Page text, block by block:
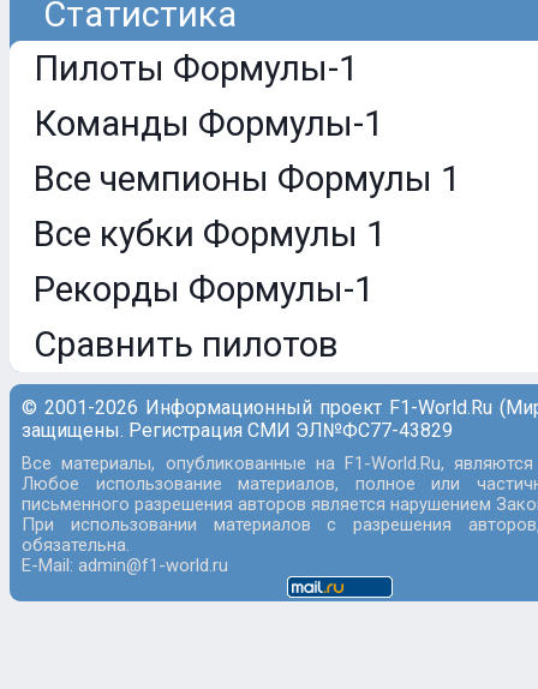
Статистика
Пилоты Формулы-1
Команды Формулы-1
Все чемпионы Формулы 1
Все кубки Формулы 1
Рекорды Формулы-1
Сравнить пилотов
© 2001-2026 Информационный проект F1-World.Ru
защищены. Регистрация СМИ ЭЛ№ФС77-43829
Все материалы, опубликованные на F1-World.Ru,
Любое использование материалов, полное или
письменного разрешения авторов является нарушением
При использовании материалов с разрешения
обязательна.
E-Mail: admin@f1-world.ru